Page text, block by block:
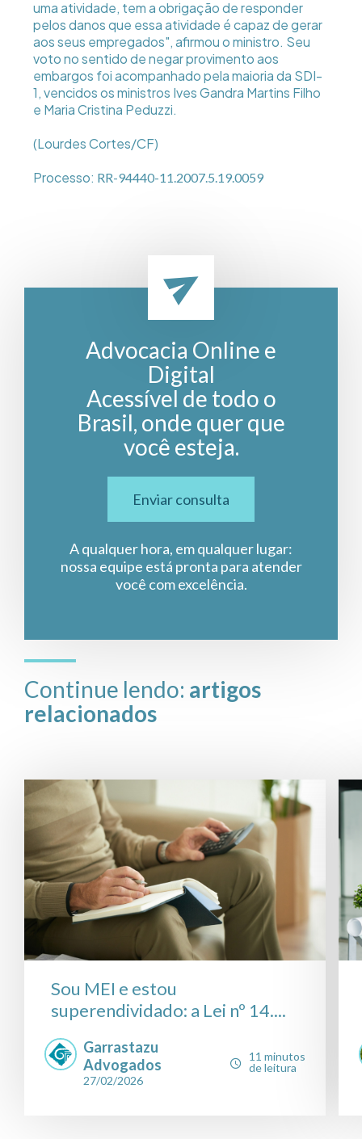
uma atividade, tem a obrigação de responder
pelos danos que essa atividade é capaz de gerar
aos seus empregados", afirmou o ministro. Seu
voto no sentido de negar provimento aos
embargos foi acompanhado pela maioria da SDI-
1, vencidos os ministros Ives Gandra Martins Filho
e Maria Cristina Peduzzi.
(Lourdes Cortes/CF)
Processo: RR-94440-11.2007.5.19.0059
Advocacia Online e
Digital
Acessível de todo o
Brasil, onde quer que
você esteja.
Enviar consulta
A qualquer hora, em qualquer lugar:
nossa equipe está pronta para atender
você com excelência.
Continue lendo: artigos
relacionados
Sou MEI e estou
superendividado: a Lei nº 14....
Garrastazu
Advogados
27/02/2026
11 minutos
de leitura